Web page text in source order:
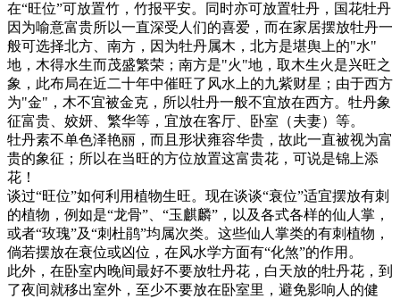
在“旺位”可放置竹，竹报平安。同时亦可放置牡丹，国花牡丹
因为喻意富贵所以一直深受人们的喜爱，而在家居摆放牡丹一
般可选择北方、南方，因为牡丹属木，北方是堪舆上的"水"
地，木得水生而茂盛繁荣；南方是"火"地，取木生火是兴旺之
象，此布局在近二十年中催旺了风水上的九紫财星；由于西方
为"金"，木不宜被金克，所以牡丹一般不宜放在西方。牡丹象
征富贵、姣妍、繁华等，宜放在客厅、卧室（夫妻）等。
牡丹素不单色泽艳丽，而且形状雍容华贵，故此一直被视为富
贵的象征；所以在当旺的方位放置这富贵花，可说是锦上添
花！
谈过“旺位”如何利用植物生旺。现在谈谈“衰位”适宜摆放有刺
的植物，例如是“龙骨”、“玉麒麟”，以及各式各样的仙人掌，
或者“玫瑰”及“刺杜鹃”均属次类。这些仙人掌类的有刺植物，
倘若摆放在衰位或凶位，在风水学方面有“化煞”的作用。
此外，在卧室内晚间最好不要放牡丹花，白天放的牡丹花，到
了夜间就移出室外，至少不要放在卧室里，避免影响人的健